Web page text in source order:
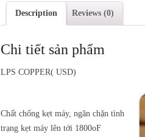
Description Reviews (0)
Chi tiết sản phẩm
LPS COPPER( USD)
Chất chống kẹt máy, ngăn chặn tình
trạng kẹt máy lên tới 1800oF